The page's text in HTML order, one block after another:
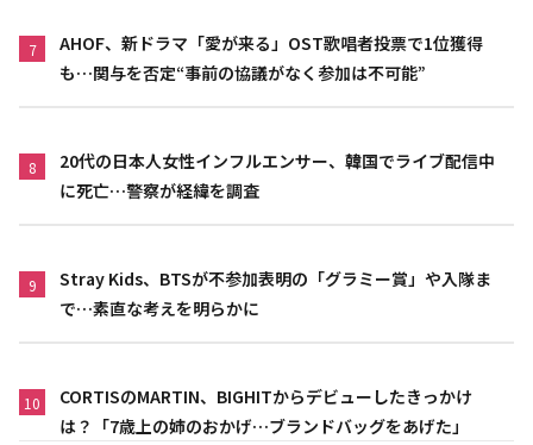
7
AHOF、新ドラマ「愛が来る」OST歌唱者投票で1位獲得
も…関与を否定“事前の協議がなく参加は不可能”
8
20代の日本人女性インフルエンサー、韓国でライブ配信中
に死亡…警察が経緯を調査
9
Stray Kids、BTSが不参加表明の「グラミー賞」や入隊ま
で…素直な考えを明らかに
10
CORTISのMARTIN、BIGHITからデビューしたきっかけ
は？「7歳上の姉のおかげ…ブランドバッグをあげた」